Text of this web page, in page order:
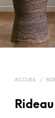
ACCUEIL /